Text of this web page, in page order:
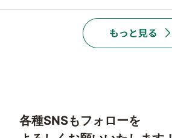
各種SNSもフォローを